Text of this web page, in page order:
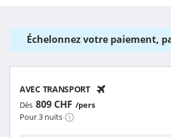
Échelonnez votre paiement,
AVEC TRANSPORT
Dès 809 CHF /pers
Pour 3 nuits